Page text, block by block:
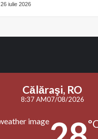
26 iulie 2026
Călăraşi, RO
8:37 AM07/08/2026